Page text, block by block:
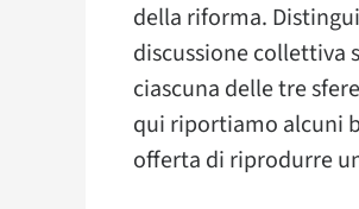
della riforma.
discussione collettiva
ciascuna delle tre
qui riportiamo alcuni
offerta di riprodurre